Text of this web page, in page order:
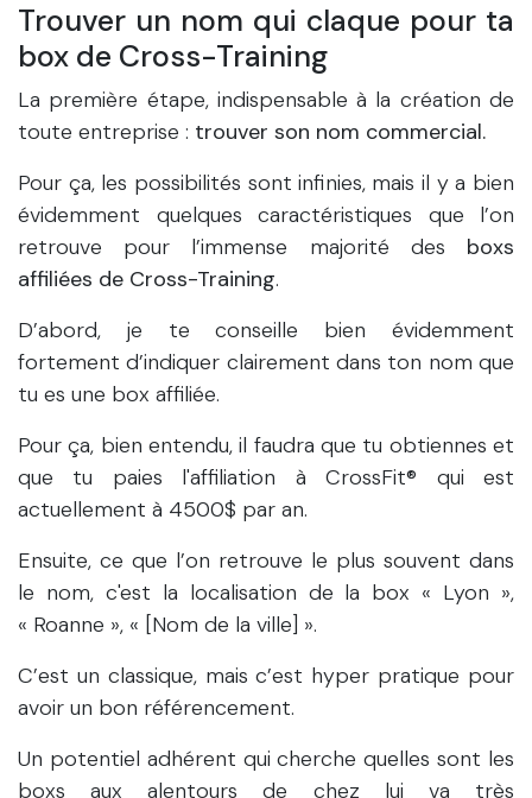
Trouver un nom qui claque pour ta
box de Cross-Training
La première étape, indispensable à la création de
toute entreprise : trouver son nom commercial.
Pour ça, les possibilités sont infinies, mais il y a bien
évidemment quelques caractéristiques que l’on
retrouve pour l’immense majorité des boxs
affiliées de Cross-Training.
D’abord, je te conseille bien évidemment
fortement d’indiquer clairement dans ton nom que
tu es une box affiliée.
Pour ça, bien entendu, il faudra que tu obtiennes et
que tu paies l'affiliation à CrossFit® qui est
actuellement à 4500$ par an.
Ensuite, ce que l’on retrouve le plus souvent dans
le nom, c'est la localisation de la box « Lyon »,
« Roanne », « [Nom de la ville] ».
C’est un classique, mais c’est hyper pratique pour
avoir un bon référencement.
Un potentiel adhérent qui cherche quelles sont les
boxs aux alentours de chez lui va très